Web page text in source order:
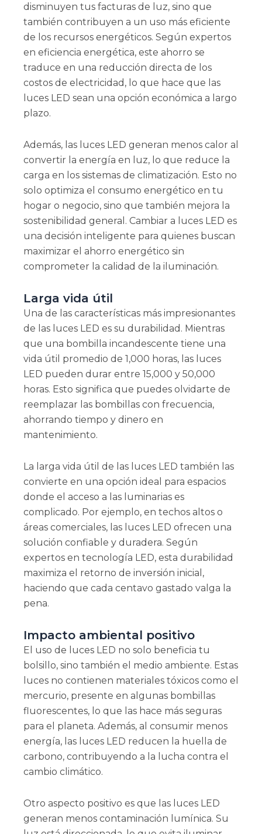
disminuyen tus facturas de luz, sino que
también contribuyen a un uso más eficiente
de los recursos energéticos. Según expertos
en eficiencia energética, este ahorro se
traduce en una reducción directa de los
costos de electricidad, lo que hace que las
luces LED sean una opción económica a largo
plazo.
Además, las luces LED generan menos calor al
convertir la energía en luz, lo que reduce la
carga en los sistemas de climatización. Esto no
solo optimiza el consumo energético en tu
hogar o negocio, sino que también mejora la
sostenibilidad general. Cambiar a luces LED es
una decisión inteligente para quienes buscan
maximizar el ahorro energético sin
comprometer la calidad de la iluminación.
Larga vida útil
Una de las características más impresionantes
de las luces LED es su durabilidad. Mientras
que una bombilla incandescente tiene una
vida útil promedio de 1,000 horas, las luces
LED pueden durar entre 15,000 y 50,000
horas. Esto significa que puedes olvidarte de
reemplazar las bombillas con frecuencia,
ahorrando tiempo y dinero en
mantenimiento.
La larga vida útil de las luces LED también las
convierte en una opción ideal para espacios
donde el acceso a las luminarias es
complicado. Por ejemplo, en techos altos o
áreas comerciales, las luces LED ofrecen una
solución confiable y duradera. Según
expertos en tecnología LED, esta durabilidad
maximiza el retorno de inversión inicial,
haciendo que cada centavo gastado valga la
pena.
Impacto ambiental positivo
El uso de luces LED no solo beneficia tu
bolsillo, sino también el medio ambiente. Estas
luces no contienen materiales tóxicos como el
mercurio, presente en algunas bombillas
fluorescentes, lo que las hace más seguras
para el planeta. Además, al consumir menos
energía, las luces LED reducen la huella de
carbono, contribuyendo a la lucha contra el
cambio climático.
Otro aspecto positivo es que las luces LED
generan menos contaminación lumínica. Su